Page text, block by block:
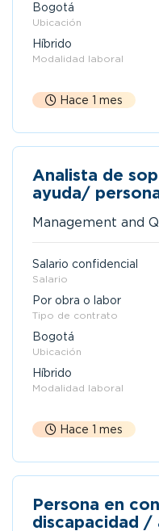
Bogotá
Ubicación
Híbrido
Modalidad laboral
Hace 1 mes
Analista de
ayuda/
Management and
Salario confidencial
Salario
Por obra o labor
Tipo de contrato
Bogotá
Ubicación
Híbrido
Modalidad laboral
Hace 1 mes
Persona en
discapacidad /